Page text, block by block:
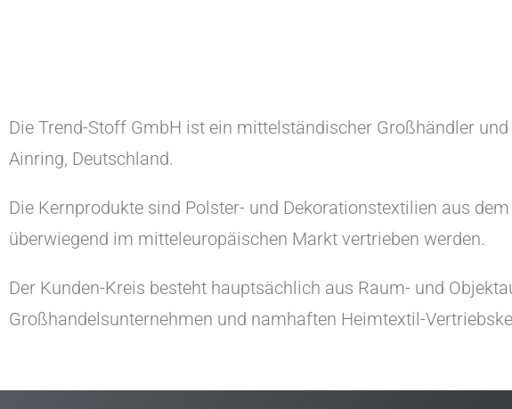
Die Trend-Stoff GmbH ist ein mittelständischer Großhändler
Ainring, Deutschland.
Die Kernprodukte sind Polster- und Dekorationstextilien aus
überwiegend im mitteleuropäischen Markt vertrieben werden.
Der Kunden-Kreis besteht hauptsächlich aus Raum- und
Großhandelsunternehmen und namhaften Heimtextil-